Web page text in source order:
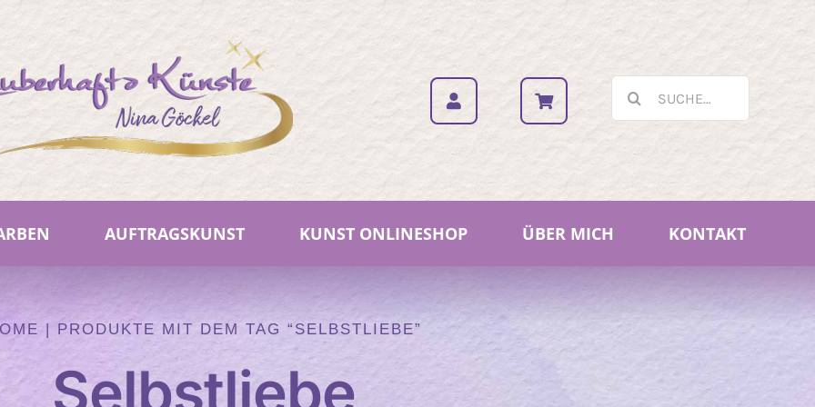
Suche
nach:
AUFTRAGSKUNST KUNST ONLINESHOP ÜBER MICH KONTAKT
| PRODUKTE MIT DEM TAG “SELBSTLIEBE”
Selbstliebe